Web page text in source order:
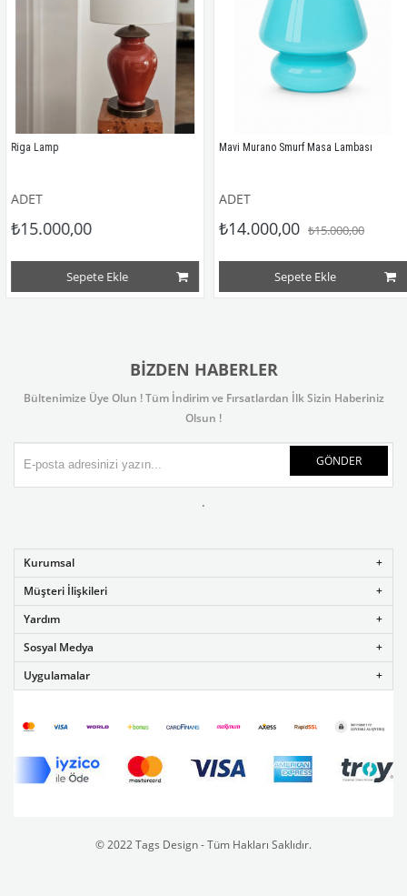
Lamp
Sepete Ekle
Mavi Murano Smurf Masa Lambası
ADET
₺14.000,00 ₺15.000,00
Sepete Ekle
BIZDEN HABERLER
Bültenimize Üye Olun ! Tüm İndirim ve Fırsatlardan İlk Sizin Haberiniz
Olsun !
GÖNDER
.
Kurumsal
Müşteri İlişkileri
Yardım
Sosyal Medya
Uygulamalar
© 2022 Tags Design - Tüm Hakları Saklıdır.